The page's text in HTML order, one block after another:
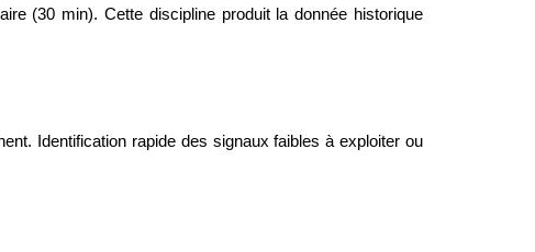
(30 min). Cette discipline produit la donnée historique
Identification rapide des signaux faibles à exploiter ou